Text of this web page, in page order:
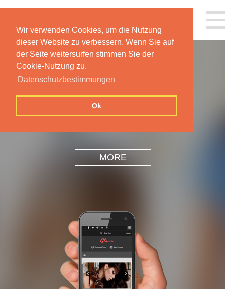
Wir verwenden Cookies, um die Nutzung
dieser Website zu verbessern. Wenn Sie auf
der Seite weitersurfen stimmen Sie der
Cookie-Nutzung zu.
Datenschutzbestimmungen
Ok
INSPIRATION
DESIGN
MORE